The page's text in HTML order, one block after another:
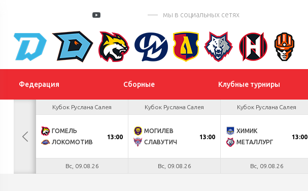
мы в социальных сетях
Федерация Сборные Клубные турниры
БУЛ
Кубок Руслана Салея
ГОМЕЛЬ
ЛОКОМОТИВ
13:00
Вс, 09.08.26
Кубок Руслана Салея
МОГИЛЕВ
СЛАВУТИЧ
13:00
Вс, 09.08.26
Кубок Руслана Салея
ХИМИК
МЕТАЛЛУРГ
13:00
Вс, 09.08.26